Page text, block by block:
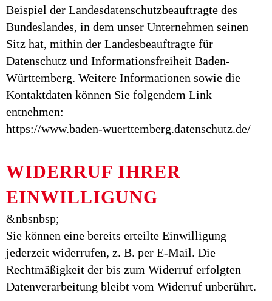
Beispiel der Landesdatenschutzbeauftragte des
Bundeslandes, in dem unser Unternehmen seinen
Sitz hat, mithin der Landesbeauftragte für
Datenschutz und Informationsfreiheit Baden-
Württemberg. Weitere Informationen sowie die
Kontaktdaten können Sie folgendem Link
entnehmen:
https://www.baden-wuerttemberg.datenschutz.de/
WIDERRUF IHRER
EINWILLIGUNG
&nbsnbsp;
Sie können eine bereits erteilte Einwilligung
jederzeit widerrufen, z. B. per E-Mail. Die
Rechtmäßigkeit der bis zum Widerruf erfolgten
Datenverarbeitung bleibt vom Widerruf unberührt.